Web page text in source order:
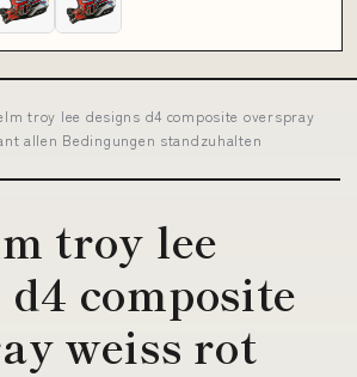
troy lee designs d4 composite overspray
allen Bedingungen standzuhalten
troy lee
composite
weiss rot